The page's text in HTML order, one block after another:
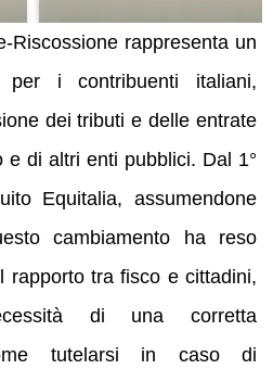
Riscossione rappresenta un
per i contribuenti italiani,
dei tributi e delle entrate
e di altri enti pubblici. Dal 1°
Equitalia, assumendone
cambiamento ha reso
rapporto tra fisco e cittadini,
di una corretta
tutelarsi in caso di